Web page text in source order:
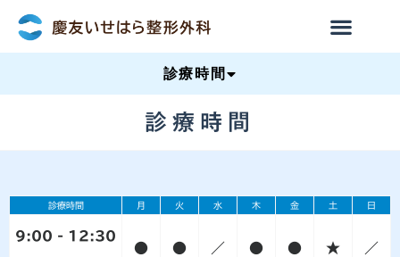
診療時間
診療時間
診療時間 月 火 水 木 金 土 日
9:00 - 12:30
● ● ／ ● ● ★ ／